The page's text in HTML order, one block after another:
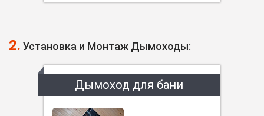
2. Установка и Монтаж Дымоходы:
Дымоход для бани